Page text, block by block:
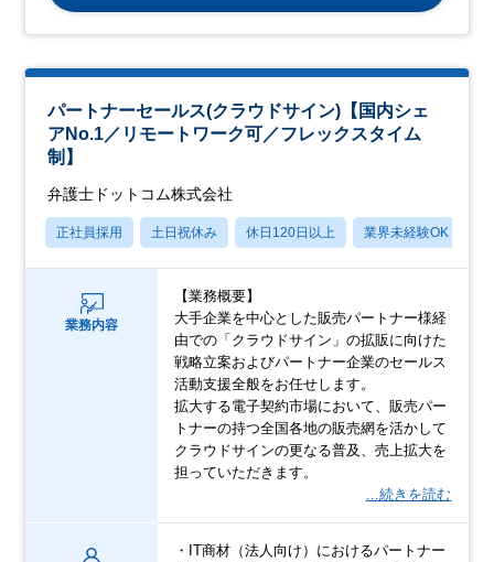
パートナーセールス(クラウドサイン)【国内シェ
アNo.1／リモートワーク可／フレックスタイム
制】
弁護士ドットコム株式会社
正社員採用 土日祝休み 休日120日以上 業界未経験OK
業務内容
【業務概要】
大手企業を中心とした販売パートナー様経
由での「クラウドサイン」の拡販に向けた
戦略立案およびパートナー企業のセールス
活動支援全般をお任せします。
拡大する電子契約市場において、販売パー
トナーの持つ全国各地の販売網を活かして
クラウドサインの更なる普及、売上拡大を
担っていただきます。
…続きを読む
・IT商材（法人向け）におけるパートナー